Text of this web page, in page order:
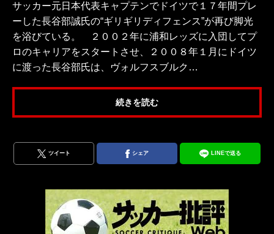
サッカー元日本代表キャプテンでドイツで１７年間プレ
ーした長谷部誠氏の“ギリギリディフェンス”が再び脚光
を浴びている。 ２００２年に浦和レッズに入団してプ
ロのキャリアをスタートさせ、２００８年１月にドイツ
に渡った長谷部氏は、ヴォルフスブルク…
続きを読む
ツイート シェア LINEで送る